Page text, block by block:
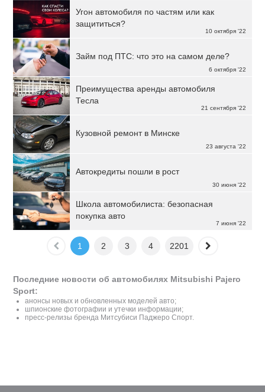
10 октября '22
Угон автомобиля по частям или как
защититься?
6 октября '22
Займ под ПТС: что это на самом деле?
21 сентября '22
Преимущества аренды автомобиля
Тесла
23 августа '22
Кузовной ремонт в Минске
30 июня '22
Автокредиты пошли в рост
7 июня '22
Школа автомобилиста: безопасная
покупка авто
1 2 3 4 2201
Последние новости об автомобилях Mitsubishi Pajero
Sport:
анонсы новых и обновленных моделей авто;
шпионские фотографии и утечки информации;
пресс-релизы бренда Митсубиси Паджеро Спорт.